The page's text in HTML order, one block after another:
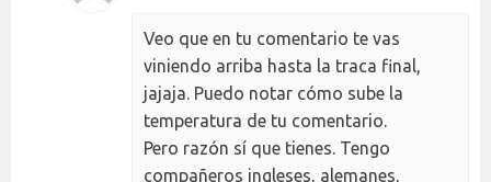
Veo que en tu comentario te vas
viniendo arriba hasta la traca final,
jajaja. Puedo notar cómo sube la
temperatura de tu comentario.
Pero razón sí que tienes. Tengo
compañeros ingleses, alemanes,